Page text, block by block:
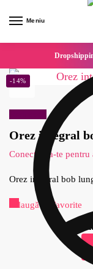
Meniu
Orez integral
Conecteaza-te pentru
-14%
Orez integral bob
Adaugă la Favorite
Esti